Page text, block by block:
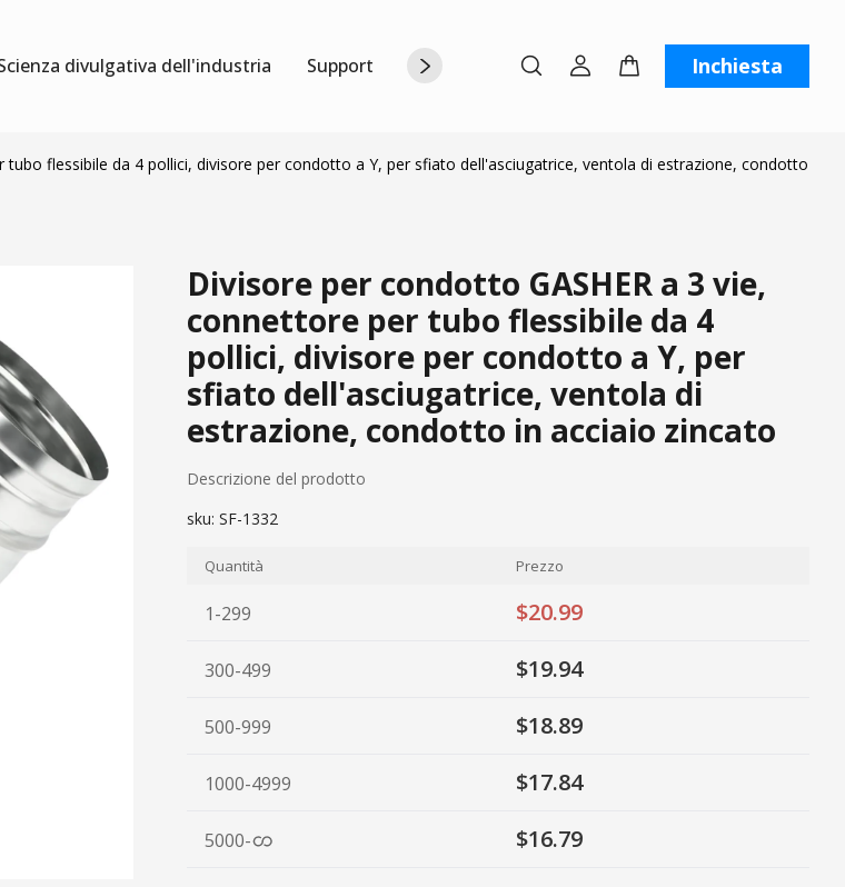
divulgativa dell'industria Supporto Chi siamo Contattaci Inchiesta
tubo flessibile da 4 pollici, divisore per condotto a Y, per sfiato dell'asciugatrice, ventola di estrazione, condotto
Divisore per condotto GASHER a 3 vie,
connettore per tubo flessibile da 4
pollici, divisore per condotto a Y, per
sfiato dell'asciugatrice, ventola di
estrazione, condotto in acciaio zincato
Descrizione del prodotto
sku: SF-1332
Quantità Prezzo
1-299 $20.99
300-499 $19.94
500-999 $18.89
1000-4999 $17.84
5000- $16.79